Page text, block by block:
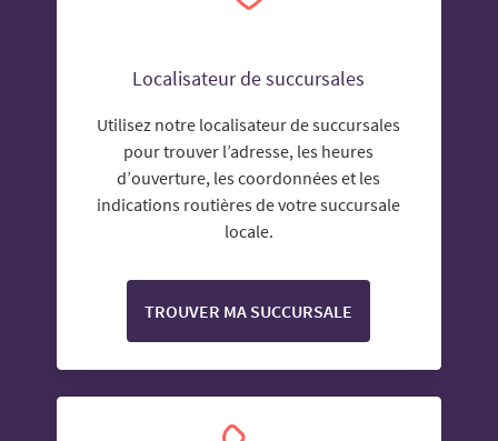
Localisateur de succursales
Utilisez notre localisateur de succursales
pour trouver l’adresse, les heures
d’ouverture, les coordonnées et les
indications routières de votre succursale
locale.
TROUVER MA SUCCURSALE